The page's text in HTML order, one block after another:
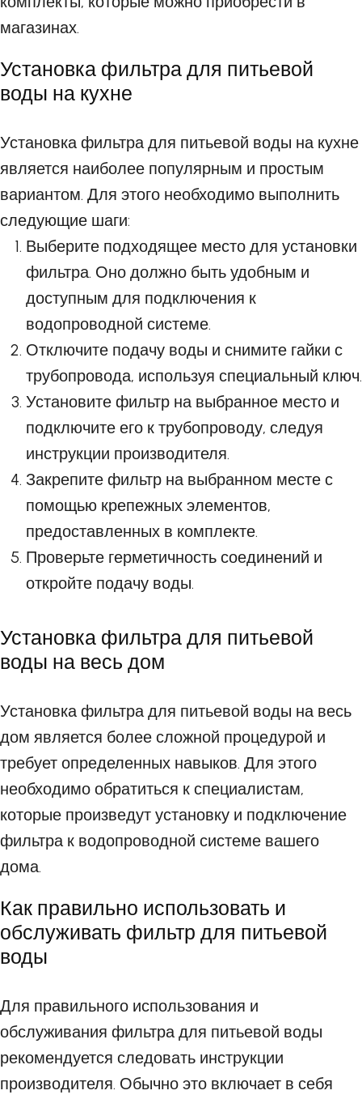
магазинах.
Установка фильтра для питьевой
воды на кухне
Установка фильтра для питьевой воды на кухне
является наиболее популярным и простым
вариантом. Для этого необходимо выполнить
следующие шаги:
Выберите подходящее место для установки
фильтра. Оно должно быть удобным и
доступным для подключения к
водопроводной системе.
Отключите подачу воды и снимите гайки с
трубопровода, используя специальный ключ.
Установите фильтр на выбранное место и
подключите его к трубопроводу, следуя
инструкции производителя.
Закрепите фильтр на выбранном месте с
помощью крепежных элементов,
предоставленных в комплекте.
Проверьте герметичность соединений и
откройте подачу воды.
Установка фильтра для питьевой
воды на весь дом
Установка фильтра для питьевой воды на весь
дом является более сложной процедурой и
требует определенных навыков. Для этого
необходимо обратиться к специалистам,
которые произведут установку и подключение
фильтра к водопроводной системе вашего
дома.
Как правильно использовать и
обслуживать фильтр для питьевой
воды
Для правильного использования и
обслуживания фильтра для питьевой воды
рекомендуется следовать инструкции
производителя. Обычно это включает в себя